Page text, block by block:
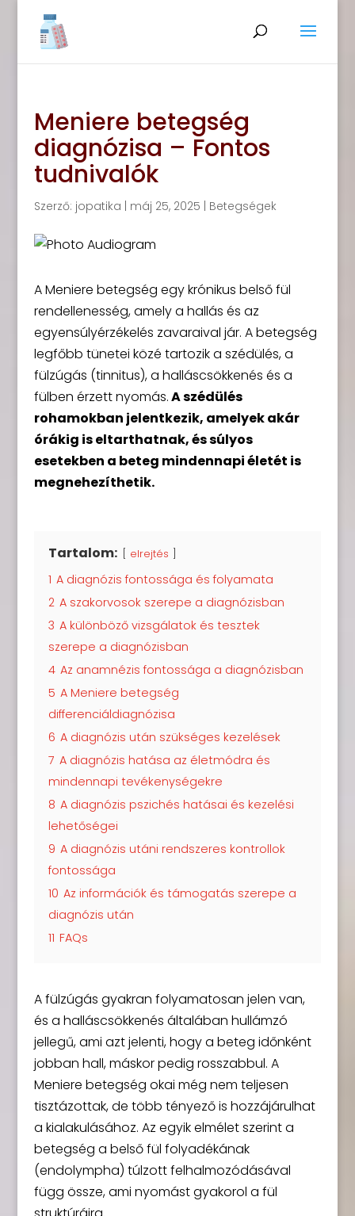
Meniere betegség
diagnózisa – Fontos
tudnivalók
Szerző: jopatika máj 25, 2025 Betegségek
A Meniere betegség egy krónikus belső fül
rendellenesség, amely a hallás és az
egyensúlyérzékelés zavaraival jár. A betegség
legfőbb tünetei közé tartozik a szédülés, a
fülzúgás (tinnitus), a halláscsökkenés és a
fülben érzett nyomás.A szédülés
rohamokban jelentkezik, amelyek akár
órákig is eltarthatnak, és súlyos
esetekben a beteg mindennapi életét is
megnehezíthetik.
Tartalom: elrejtés
1 A diagnózis fontossága és folyamata
2 A szakorvosok szerepe a diagnózisban
3 A különböző vizsgálatok és tesztek
szerepe a diagnózisban
4 Az anamnézis fontossága a diagnózisban
5 A Meniere betegség
differenciáldiagnózisa
6 A diagnózis után szükséges kezelések
7 A diagnózis hatása az életmódra és
mindennapi tevékenységekre
8 A diagnózis pszichés hatásai és kezelési
lehetőségei
9 A diagnózis utáni rendszeres kontrollok
fontossága
10 Az információk és támogatás szerepe a
diagnózis után
11 FAQs
A fülzúgás gyakran folyamatosan jelen van,
és a halláscsökkenés általában hullámzó
jellegű, ami azt jelenti, hogy a beteg időnként
jobban hall, máskor pedig rosszabbul. A
Meniere betegség okai még nem teljesen
tisztázottak, de több tényező is hozzájárulhat
a kialakulásához. Az egyik elmélet szerint a
betegség a belső fül folyadékának
(endolympha) túlzott felhalmozódásával
függ össze, ami nyomást gyakorol a fül